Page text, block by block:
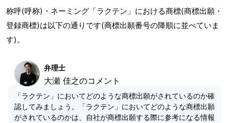
称呼(呼称)・ネーミング「ラクテン」における商標(商標出願・
登録商標)は以下の通りです(商標出願番号の降順に並べていま
す)。
弁理士
大瀬 佳之のコメント
「ラクテン」においてどのような商標出願がされているのか確
認してみましょう。「ラクテン」においてどのような商標出願
がされているのかは、自社が商標出願する際に参考になる情報